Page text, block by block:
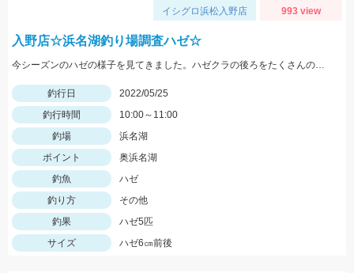
イシグロ浜松入野店 993 view
入野店☆浜名湖釣り場調査ハゼ☆
今シーズンのハゼの様子を見てきました。ハゼクラの後ろをたくさんのハゼが付いてきたので今後楽しみですよ♪今後もちょくちょく様子見てきますね。
釣行日
2022/05/25
釣行時間
10:00～11:00
釣場
浜名湖
ポイント
奥浜名湖
釣魚
ハゼ
釣り方
その他
釣果
ハゼ5匹
サイズ
ハゼ6㎝前後